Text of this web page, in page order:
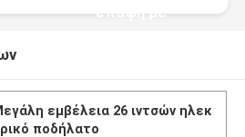
επαφή με
εμβέλεια 26 ιντσών ηλεκ
ποδήλατο